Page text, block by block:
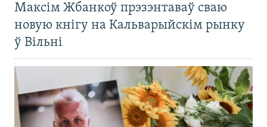
Максім Жбанкоў прэзэнтаваў сваю
новую кнігу на Кальварыйскім рынку
ў Вільні